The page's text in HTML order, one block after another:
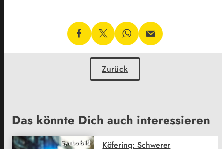
Zurück
Das könnte Dich auch interessieren
Symbolbild
Köfering: Schwerer